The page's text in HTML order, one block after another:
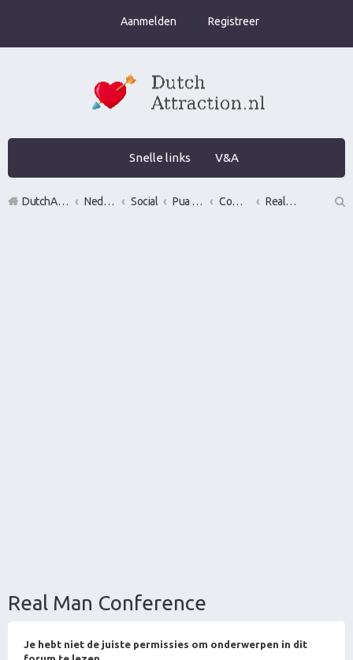
Aanmelden Registreer
Snelle links V&A
DutchAttraction.nl Nederlands grootste Dutch Attraction, Lifestyle, Vrouwen versieren en Pick-Up (PUA) Forum Social Pua evenementen Commerciële bedrijven / Reviews van versier workshops en pick up bootcamps
Real Man Conference
Real Man Conference
Je hebt niet de juiste permissies om onderwerpen in dit